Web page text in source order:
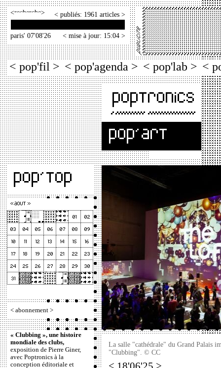
< > < publiés: 1961 articles >
paris' 07'08'26 < mise à jour: 15:04 >
< pop'fil > < pop'agenda > < pop'lab > <
< abonnement >
« Clubbing », une histoire
mondiale des clubs,
exposition de Pierre Giner,
avec Poptronics à la
conception éditoriale et
La salle "cathédrale" du Grand Palais
"Clubbing". © CC